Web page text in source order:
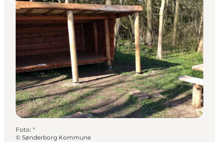
Foto: "
© Sønderborg Kommune